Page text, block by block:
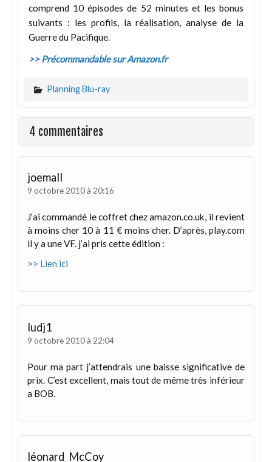
comprend 10 épisodes de 52 minutes et les bonus
suivants : les profils, la réalisation, analyse de la
Guerre du Pacifique.
>> Précommandable sur Amazon.fr
Planning Blu-ray
4 commentaires
joemall
9 octobre 2010 à 20:16
J’ai commandé le coffret chez amazon.co.uk, il revient
à moins cher 10 à 11 € moins cher. D’après, play.com
il y a une VF. j’ai pris cette édition :
>> Lien ici
ludj1
9 octobre 2010 à 22:04
Pour ma part j’attendrais une baisse significative de
prix. C’est excellent, mais tout de même très inférieur
a BOB.
léonard_McCoy